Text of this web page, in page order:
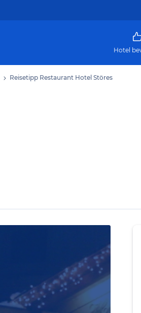
Hotel
Reisetipp Restaurant Hotel Störes